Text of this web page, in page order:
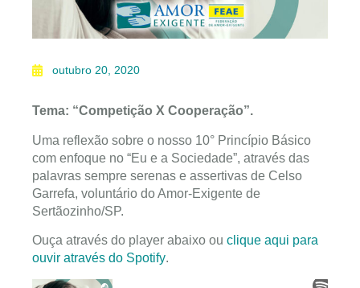
outubro 20, 2020
Tema: “Competição X Cooperação”.
Uma reflexão sobre o nosso 10° Princípio Básico
com enfoque no “Eu e a Sociedade”, através das
palavras sempre serenas e assertivas de Celso
Garrefa, voluntário do Amor-Exigente de
Sertãozinho/SP.
Ouça através do player abaixo ou clique aqui para
ouvir através do Spotify.